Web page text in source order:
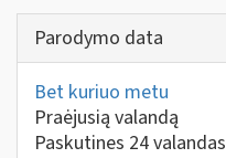
Parodymo data
Bet kuriuo metu
Praėjusią valandą
Paskutines 24 valandas